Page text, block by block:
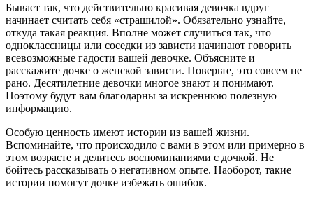
Бывает так, что действительно красивая девочка вдруг
начинает считать себя «страшилой». Обязательно узнайте,
откуда такая реакция. Вполне может случиться так, что
одноклассницы или соседки из зависти начинают говорить
всевозможные гадости вашей девочке. Объясните и
расскажите дочке о женской зависти. Поверьте, это совсем не
рано. Десятилетние девочки многое знают и понимают.
Поэтому будут вам благодарны за искреннюю полезную
информацию.
Особую ценность имеют истории из вашей жизни.
Вспоминайте, что происходило с вами в этом или примерно в
этом возрасте и делитесь воспоминаниями с дочкой. Не
бойтесь рассказывать о негативном опыте. Наоборот, такие
истории помогут дочке избежать ошибок.